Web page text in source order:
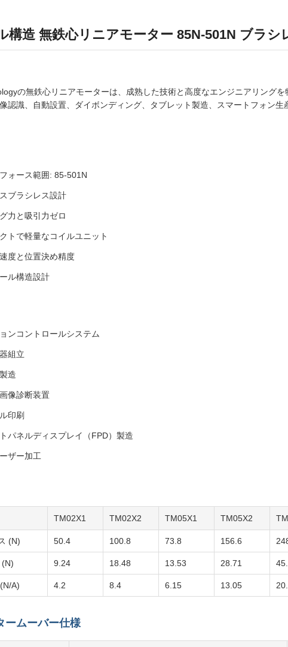
構造 無鉄心リニアモーター 85N-501N ブラ
の無鉄心リニアモーターは、成熟した技術と高度なエンジニアリング
認識、自動設置、ダイボンディング、タブレット製造、スマートフォン
ォース範囲: 85-501N
ブラシレス設計
力と吸引力ゼロ
トで軽量なコイルユニット
度と位置決め精度
ル構造設計
ンコントロールシステム
組立
造
像診断装置
印刷
パネルディスプレイ（FPD）製造
ザー加工
TM02X1 TM02X2 TM05X1 TM05X2
(N) 50.4 100.8 73.8 156.6
(N) 9.24 18.48 13.53 28.71
A) 4.2 8.4 6.15 13.05
ームーバー仕様